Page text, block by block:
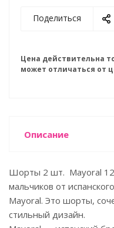
Поделиться
Цена действительна
может отличаться от
Описание
Шорты 2 шт. Mayoral
мальчиков от
Mayoral. Это шорты,
стильный дизайн.